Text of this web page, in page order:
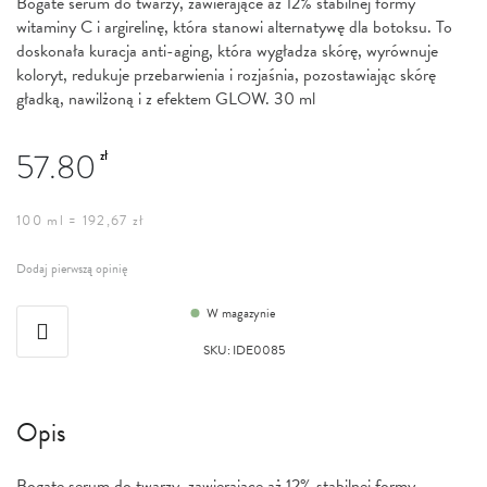
witaminy C i argirelinę, która stanowi alternatywę dla botoksu. To
doskonała kuracja anti-aging, która wygładza skórę, wyrównuje
koloryt, redukuje przebarwienia i rozjaśnia, pozostawiając skórę
gładką, nawilżoną i z efektem GLOW. 30 ml
57.80 zł
100 ml = 192,67 zł
Dodaj pierwszą opinię
W magazynie
SKU: IDE0085
Opis